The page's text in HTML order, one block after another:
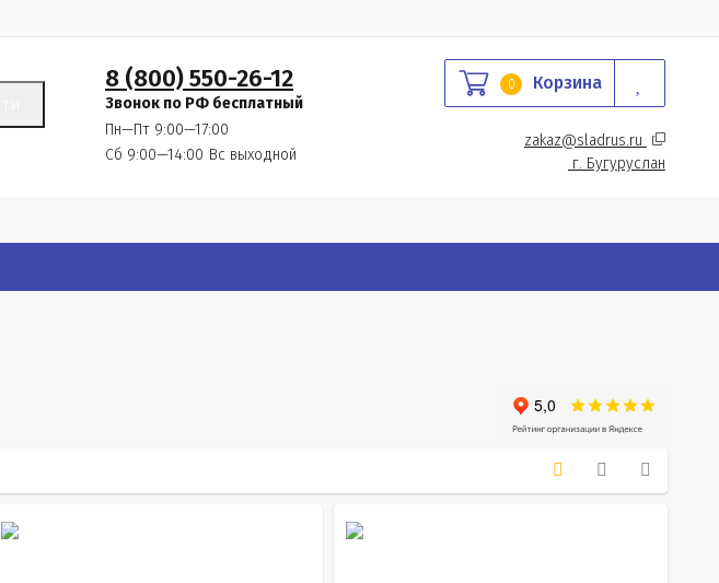
8 (800) 550-26-12
Звонок по РФ бесплатный
Пн—Пт 9:00—17:00
Сб 9:00—14:00 Вс выходной
0 Корзина
zakaz@sladrus.ru
г. Бугуруслан